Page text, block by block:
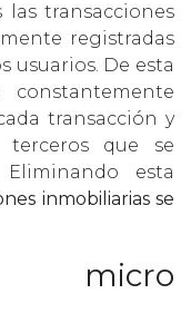
transacciones
registradas
usuarios. De esta
transacción y
que se
esta
inmobiliarias se
micro